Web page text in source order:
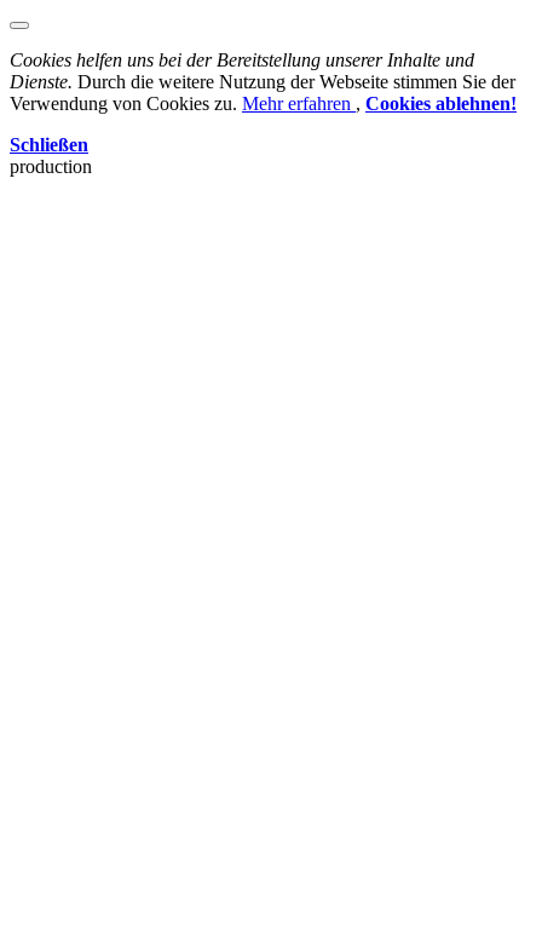
Cookies helfen uns bei der Bereitstellung unserer Inhalte und
Dienste. Durch die weitere Nutzung der Webseite stimmen Sie der
Verwendung von Cookies zu. Mehr erfahren , Cookies ablehnen!
Schließen
production